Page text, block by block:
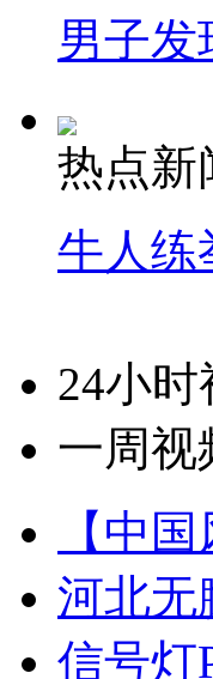
男子发
热点新
牛人练
24小
一周视
【中
河北无
信号灯